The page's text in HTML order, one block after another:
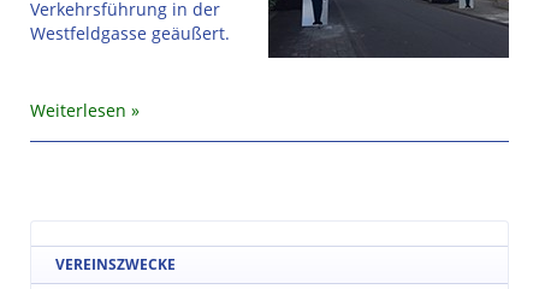
Verkehrsführung in der
Westfeldgasse geäußert.
Weiterlesen
VEREINSZWECKE